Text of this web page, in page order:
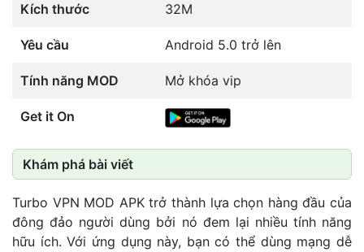
Kích thước 32M
Yêu cầu Android 5.0 trở lên
Tính năng MOD Mở khóa vip
Get it On
Khám phá bài viết
Turbo VPN MOD APK trở thành lựa chọn hàng đầu của
đông đảo người dùng bởi nó đem lại nhiều tính năng
hữu ích. Với ứng dụng này, bạn có thể dùng mạng dễ